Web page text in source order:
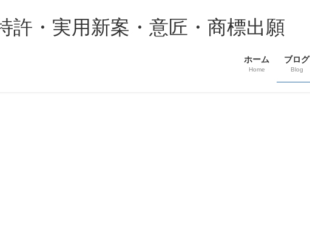
許・実用新案・意匠・商標出願
ホーム
Home
ブログ
Blog